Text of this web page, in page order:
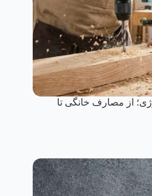
از مصارف خانگی تا